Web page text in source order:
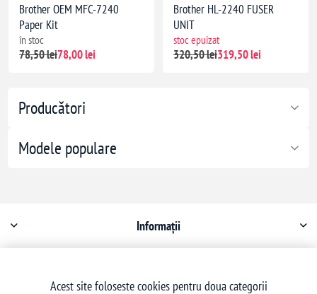
Producători
Modele populare
Brother OEM MFC-7240
Paper Kit
în stoc
78,50 lei78,00 lei
Brother HL-2240 FUSER
UNIT
stoc epuizat
320,50 lei319,50 lei
Informații
Acest site foloseste cookies pentru doua categorii